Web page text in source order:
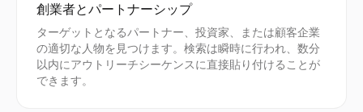
購買シグナルデコーダー
あらゆるシグナルを貼り付け、意図、連絡先、オープニングラ
詳しく見る
職務経歴書要約ジェネレーター
数秒でプロフェッショナルな職務経歴書要約を作成します。職
詳しく見る
CPM 計算ツール
CPM（インプレッション単価）を即座に計算。広告費用、イ
詳しく見る
創業者とパートナーシップ
ターゲットとなるパートナー、投資家、または顧客企業
の適切な人物を見つけます。検索は瞬時に行われ、数分
以内にアウトリーチシーケンスに直接貼り付けることが
できます。